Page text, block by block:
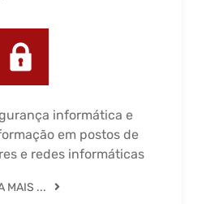
informática e
em postos de
e redes informáticas
MAIS ...